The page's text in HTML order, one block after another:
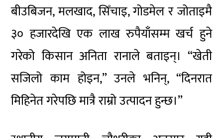
बीउबिजन, मलखाद, सिँचाइ, गोडमेल र जोताइमै
३० हजारदेखि एक लाख रुपैयाँसम्म खर्च हुने
गरेको किसान अनिता रानाले बताइन्। “खेती
सजिलो काम होइन,” उनले भनिन्, “दिनरात
मिहिनेत गरेपछि मात्रै राम्रो उत्पादन हुन्छ।”